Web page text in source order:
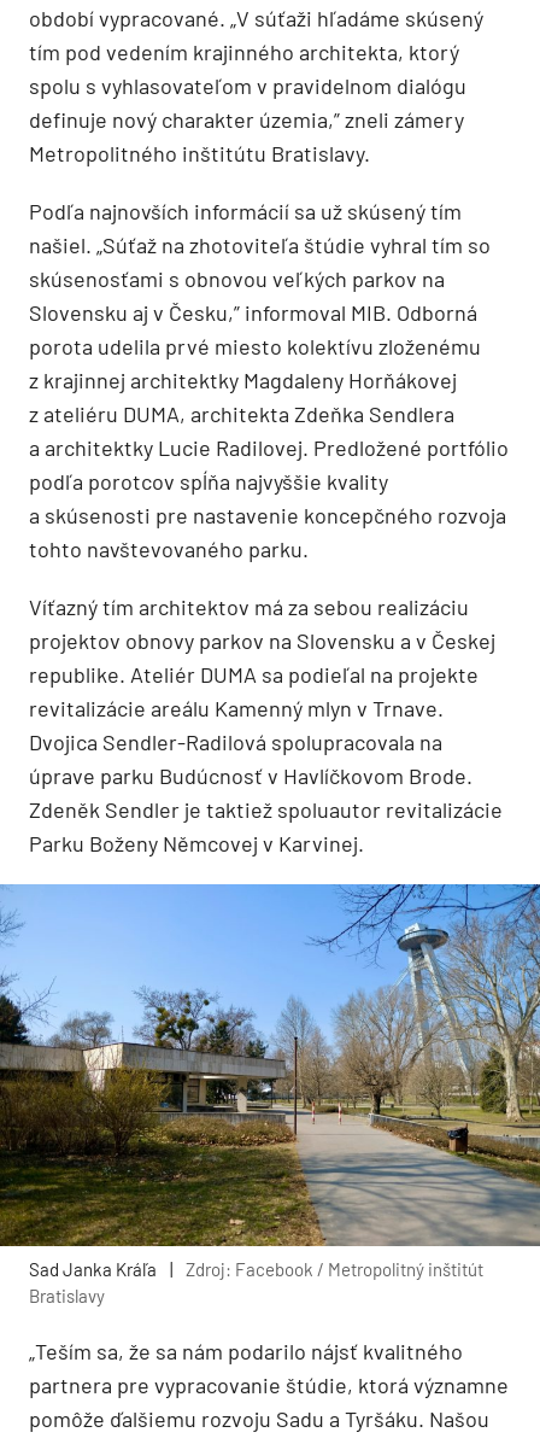
období vypracované. „V súťaži hľadáme skúsený
tím pod vedením krajinného architekta, ktorý
spolu s vyhlasovateľom v pravidelnom dialógu
definuje nový charakter územia,” zneli zámery
Metropolitného inštitútu Bratislavy.
Podľa najnovších informácií sa už skúsený tím
našiel. „Súťaž na zhotoviteľa štúdie vyhral tím so
skúsenosťami s obnovou veľkých parkov na
Slovensku aj v Česku,” informoval MIB. Odborná
porota udelila prvé miesto kolektívu zloženému
z krajinnej architektky Magdaleny Horňákovej
z ateliéru DUMA, architekta Zdeňka Sendlera
a architektky Lucie Radilovej. Predložené portfólio
podľa porotcov spĺňa najvyššie kvality
a skúsenosti pre nastavenie koncepčného rozvoja
tohto navštevovaného parku.
Víťazný tím architektov má za sebou realizáciu
projektov obnovy parkov na Slovensku a v Českej
republike. Ateliér DUMA sa podieľal na projekte
revitalizácie areálu Kamenný mlyn v Trnave.
Dvojica Sendler-Radilová spolupracovala na
úprave parku Budúcnosť v Havlíčkovom Brode.
Zdeněk Sendler je taktiež spoluautor revitalizácie
Parku Boženy Němcovej v Karvinej.
Sad Janka Kráľa |
Zdroj: Facebook / Metropolitný inštitút
Bratislavy
„Teším sa, že sa nám podarilo nájsť kvalitného
partnera pre vypracovanie štúdie, ktorá významne
pomôže ďalšiemu rozvoju Sadu a Tyršáku. Našou